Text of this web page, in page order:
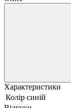
Характеристики
Колір синій